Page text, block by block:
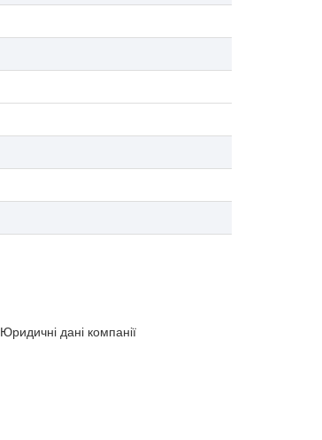
Юридичні дані компанії